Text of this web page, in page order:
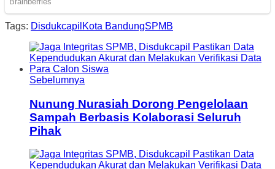
Tags: Disdukcapil Kota BandungSPMB
Sebelumnya
Nunung Nurasiah Dorong Pengelolaan
Sampah Berbasis Kolaborasi Seluruh
Pihak